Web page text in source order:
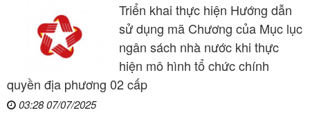
Triển khai thực hiện Hướng dẫn
sử dụng mã Chương của Mục lục
ngân sách nhà nước khi thực
hiện mô hình tổ chức chính
quyền địa phương 02 cấp
03:28 07/07/2025